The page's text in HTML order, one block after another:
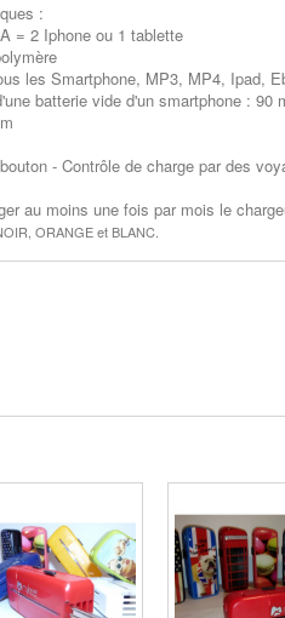
:
= 2 Iphone ou 1 tablette
les Smartphone, MP3, MP4, Ipad,
batterie vide d'un smartphone : 90
- Contrôle de charge par des
au moins une fois par mois le
ORANGE et BLANC.